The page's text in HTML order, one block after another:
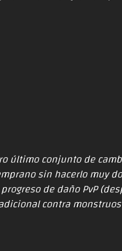
último conjunto de
sin hacerlo muy
de daño PvP
contra